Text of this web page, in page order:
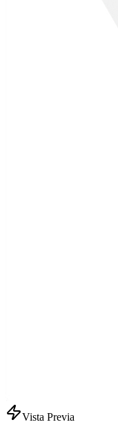
Vista Previa